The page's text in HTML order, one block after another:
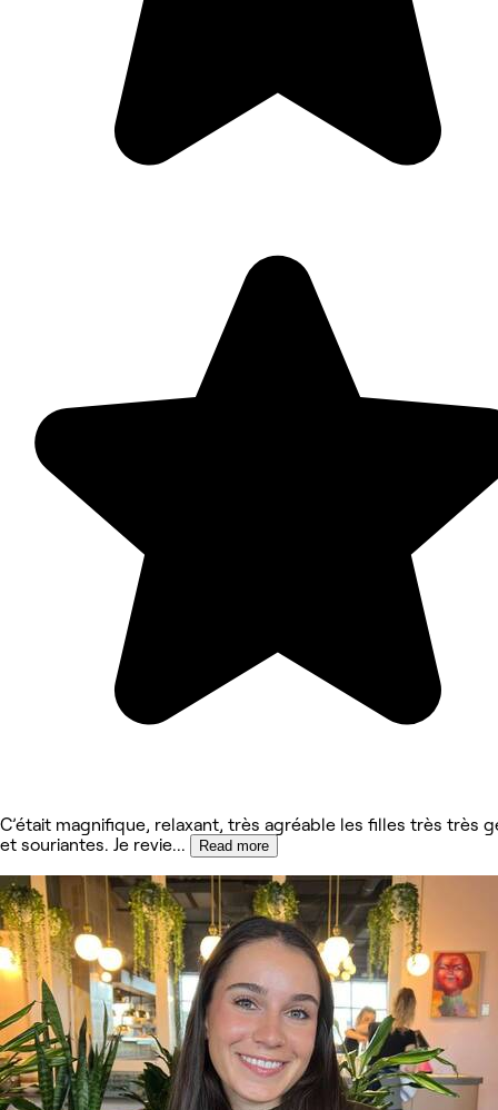
C’était magnifique, relaxant, très agréable les filles très très
et souriantes. Je revie... Read more